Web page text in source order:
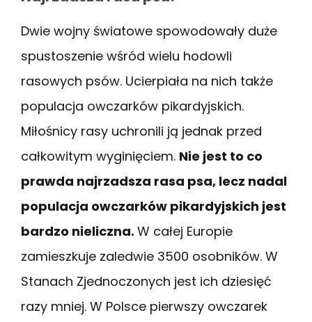
Dwie wojny światowe spowodowały duże
spustoszenie wśród wielu hodowli
rasowych psów. Ucierpiała na nich także
populacja owczarków pikardyjskich.
Miłośnicy rasy uchronili ją jednak przed
całkowitym wyginięciem. Nie jest to co
prawda najrzadsza rasa psa, lecz nadal
populacja owczarków pikardyjskich jest
bardzo nieliczna. W całej Europie
zamieszkuje zaledwie 3500 osobników. W
Stanach Zjednoczonych jest ich dziesięć
razy mniej. W Polsce pierwszy owczarek